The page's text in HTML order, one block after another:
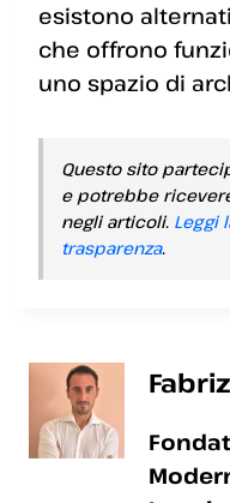
esistono
che offrono
uno spazio di
Questo sito
e potrebbe
negli articoli. Leggi
trasparenza.